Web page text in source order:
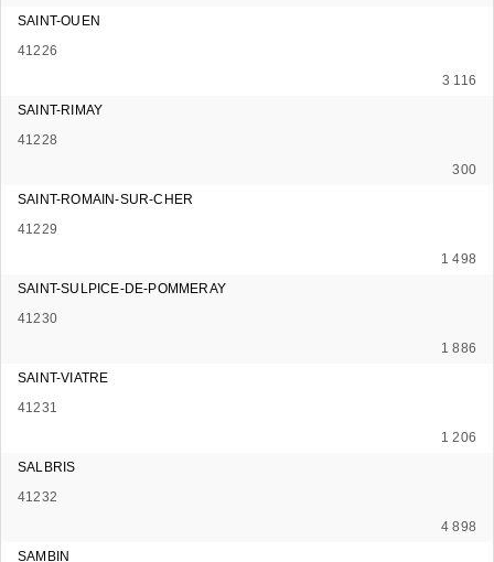
SAINT-OUEN
41226
3 116
SAINT-RIMAY
41228
300
SAINT-ROMAIN-SUR-CHER
41229
1 498
SAINT-SULPICE-DE-POMMERAY
41230
1 886
SAINT-VIATRE
41231
1 206
SALBRIS
41232
4 898
SAMBIN